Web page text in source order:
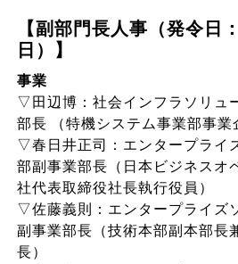
【副部門長人事（発令日
日）】
事業
▽田辺博：社会インフラソリュ
部長 （特機システム事業部事業
▽春日井正司：エンタープライ
部副事業部長（日本ビジネスオ
社代表取締役社長執行役員）
▽佐藤義則：エンタープライズ
副事業部長（技術本部副本部長
長）